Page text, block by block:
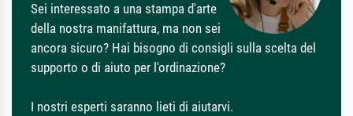
Sei interessato a una stampa d'arte
della nostra manifattura, ma non sei
ancora sicuro? Hai bisogno di consigli sulla scelta del
supporto o di aiuto per l'ordinazione?
I nostri esperti saranno lieti di aiutarvi.